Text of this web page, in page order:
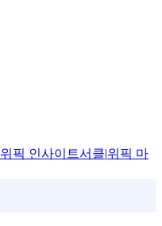
위픽 인사이트서클|위픽 마